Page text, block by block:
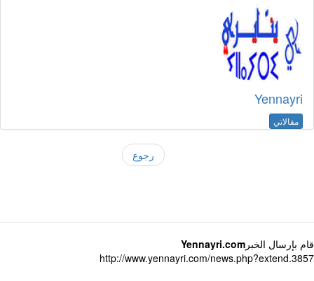
Yennayri
مقالاتي
رجوع
بإرسال الخبرYennayri.com
http://www.yennayri.com/